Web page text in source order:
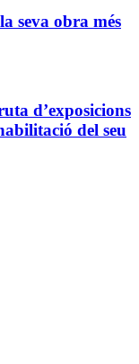
seva obra més
d’exposicions
del seu